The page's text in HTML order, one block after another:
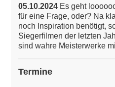
05.10.2024 Es geht
für eine Frage, oder? Na
noch Inspiration benötigt,
Siegerfilmen der letzten
sind wahre Meisterwerke
Termine